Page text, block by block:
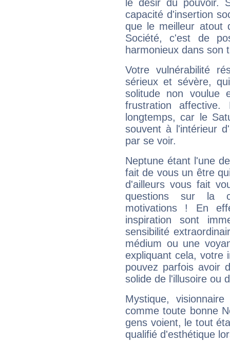
le désir du pouvoir.
capacité d'insertion
que le meilleur atout
Société, c'est de
harmonieux dans son
Votre vulnérabilité
sérieux et sévère,
solitude non voulue
frustration
longtemps, car le
souvent à l'intérieur
par se voir.
Neptune étant l'une
fait de vous un être
d'ailleurs vous fait
questions sur la
motivations ! En
inspiration sont
sensibilité
médium ou une
expliquant cela, votre
pouvez parfois avoir
solide de l'illusoire ou
Mystique,
comme toute bonne
gens voient, le tout
qualifié d'esthétique